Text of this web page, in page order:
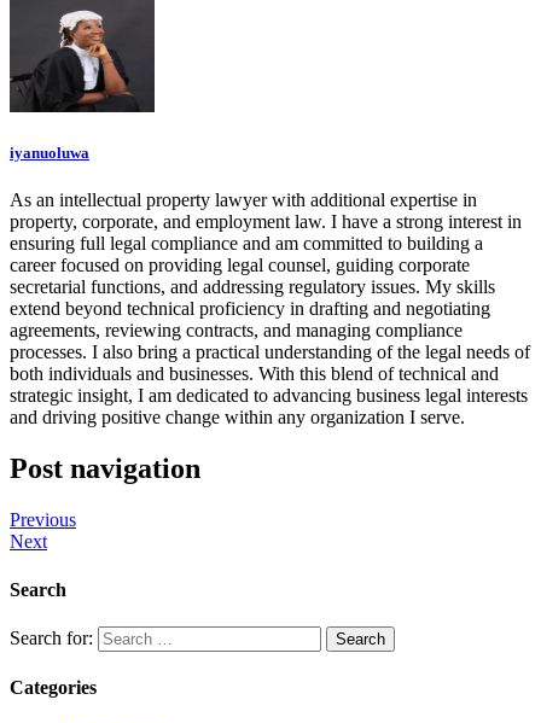
iyanuoluwa
As an intellectual property lawyer with additional expertise in
property, corporate, and employment law. I have a strong interest in
ensuring full legal compliance and am committed to building a
career focused on providing legal counsel, guiding corporate
secretarial functions, and addressing regulatory issues. My skills
extend beyond technical proficiency in drafting and negotiating
agreements, reviewing contracts, and managing compliance
processes. I also bring a practical understanding of the legal needs of
both individuals and businesses. With this blend of technical and
strategic insight, I am dedicated to advancing business legal interests
and driving positive change within any organization I serve.
Post navigation
Previous
Next
Search
Search for:
Categories